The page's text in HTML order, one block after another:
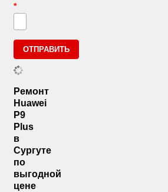
*
Ремонт
Huawei
P9
Plus
в
Сургуте
по
выгодной
цене